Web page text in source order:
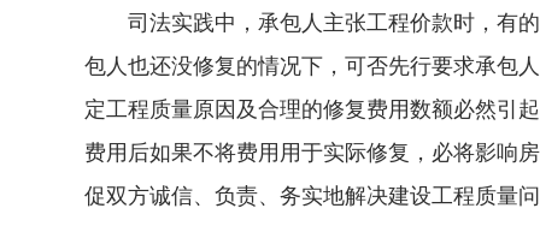
司法实践中，承包人主张工程价款时，有的
包人也还没修复的情况下，可否先行要求承包
定工程质量原因及合理的修复费用数额必然引
费用后如果不将费用用于实际修复，必将影响
促双方诚信、负责、务实地解决建设工程质量